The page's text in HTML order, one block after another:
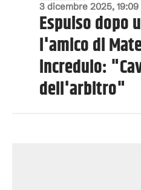
3 dicembre 2025, 19:09
Espulso dopo
l'amico di
incredulo:
dell'arbitro"